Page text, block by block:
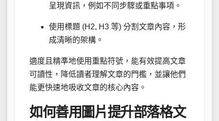
呈現資訊，例如不同步驟或重點事項。
使用標題 (H2, H3 等) 分割文章內容，形
成清晰的架構。
適度且精準地使用重點符號，能有效提高文章
可讀性，降低讀者理解文章的門檻，並讓他們
能更快速地吸收文章的核心內容。
如何善用圖片提升部落格文